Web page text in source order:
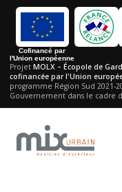
Cofinancé par
l'Union européenne
Projet MOLX – Écopole de
cofinancée par l'Union
programme Région Sud 2021-
Gouvernement dans le cadre